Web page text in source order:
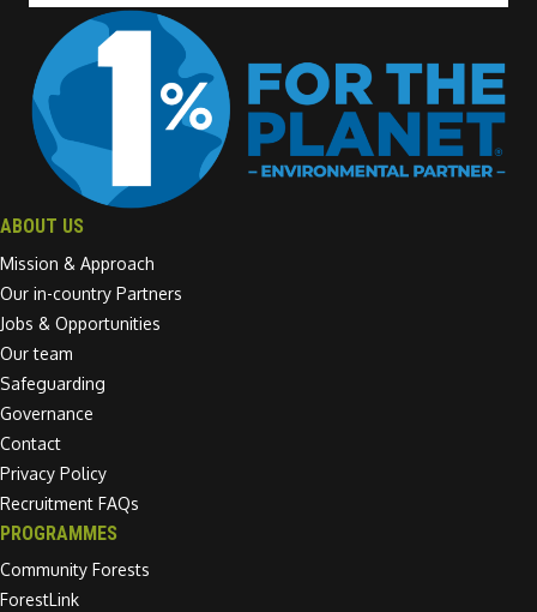
ABOUT US
Mission & Approach
Our in-country Partners
Jobs & Opportunities
Our team
Safeguarding
Governance
Contact
Privacy Policy
Recruitment FAQs
PROGRAMMES
Community Forests
ForestLink